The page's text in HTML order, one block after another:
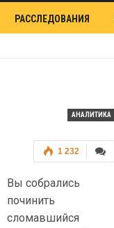
РАССЛЕДОВАНИЯ
АНАЛИТИКА
1 232
Вы собрались
починить
сломавшийся